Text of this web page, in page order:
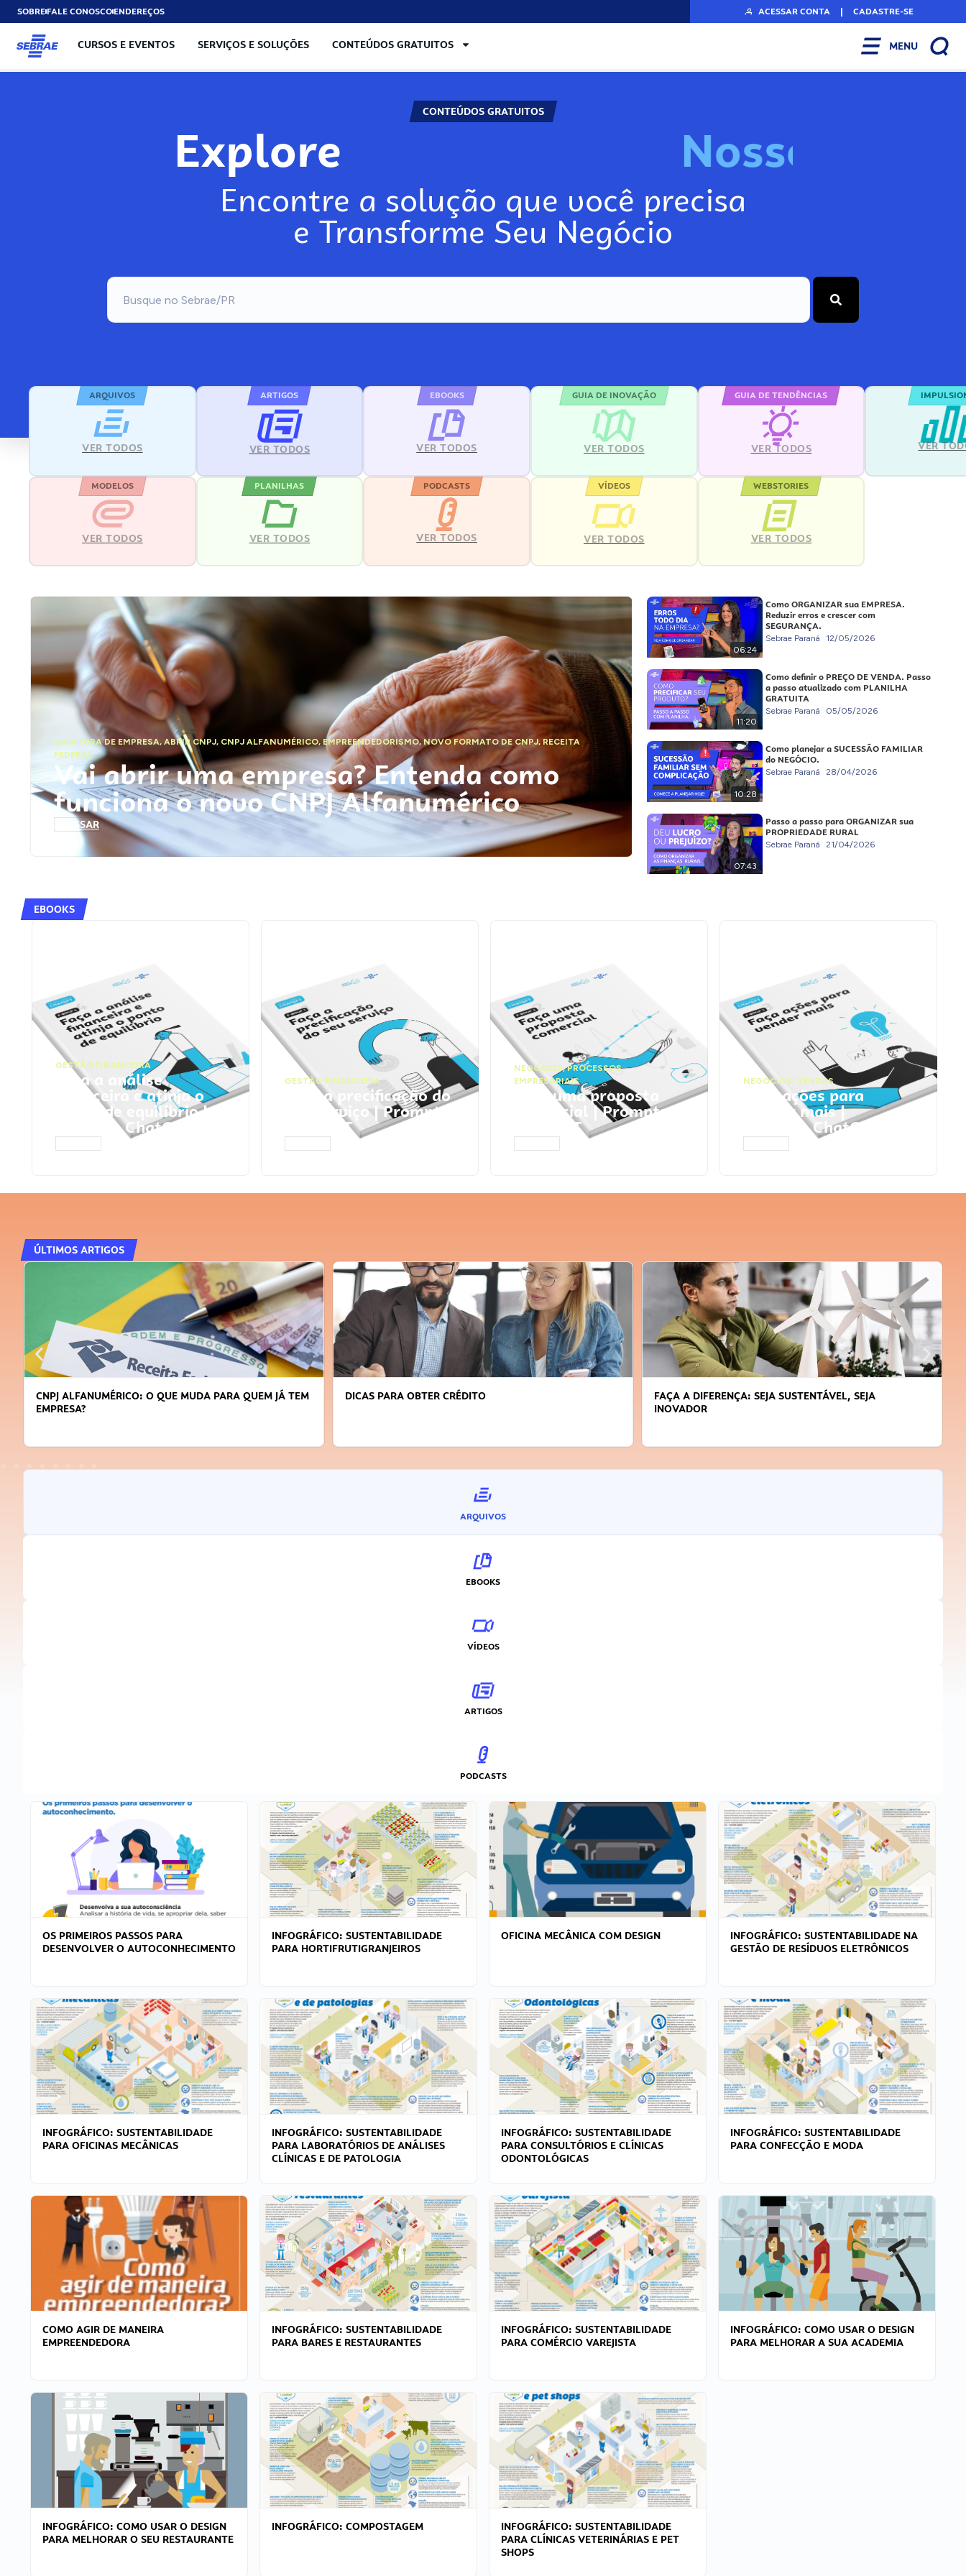
SOBREFALE CONOSCOENDEREÇOS ACESSAR CONTA | CADASTRE-SE
CURSOS E EVENTOS SERVIÇOS E SOLUÇÕES CONTEÚDOS GRATUITOS MENU
CONTEÚDOS GRATUITOS
Explore Nosso
Encontre a solução que você precisa
e Transforme Seu Negócio
ARQUIVOS
VER TODOS
ARTIGOS
VER TODOS
EBOOKS
VER TODOS
GUIA DE INOVAÇÃO
VER TODOS
GUIA DE TENDÊNCIAS
VER TODOS VER
MODELOS
VER TODOS
PLANILHAS
VER TODOS
PODCASTS
VER TODOS
VÍDEOS
VER TODOS
WEBSTORIES
VER TODOS
ABERTURA DE EMPRESA,ABRIR CNPJ, CNPJ ALFANUMÉRICO, EMPREENDEDORISMO,NOVO FORMATO DE CNPJ,RECEITA
FEDERAL
Vai abrir uma empresa? Entenda como
funciona o novo CNPJ Alfanumérico
ACESSAR
06:24
Como ORGANIZAR sua EMPRESA.
Reduzir erros e crescer com
SEGURANÇA.
Sebrae Paraná 12/05/2026
11:20
Como definir o PREÇO DE VENDA. Passo
a passo atualizado com PLANILHA
GRATUITA
Sebrae Paraná 05/05/2026
10:28
Como planejar a SUCESSÃO FAMILIAR
do NEGÓCIO.
Sebrae Paraná 28/04/2026
07:43
Passo a passo para ORGANIZAR sua
PROPRIEDADE RURAL
Sebrae Paraná 21/04/2026
EBOOKS
GESTÃO FINANCEIRA
Faça a análise
financeira e atinja o
ponto de equilíbrio |
Prompts ChatGPT
GESTÃO FINANCEIRA
Faça a precificação do
seu serviço | Prompts
ChatGPT
NEGÓCIOS,PROCESSOS
EMPRESARIAIS
Faça uma proposta
comercial | Prompts
ChatGPT
NEGÓCIOS, VENDAS
Faça ações para
vender mais |
Prompts ChatGPT
ÚLTIMOS ARTIGOS
CNPJ ALFANUMÉRICO: O QUE MUDA PARA QUEM JÁ TEM
EMPRESA?
DICAS PARA OBTER CRÉDITO
FAÇA A DIFERENÇA: SEJA SUSTENTÁVEL, SEJA
INOVADOR
ARQUIVOS
EBOOKS
VÍDEOS
ARTIGOS
PODCASTS
OS PRIMEIROS PASSOS PARA
DESENVOLVER O AUTOCONHECIMENTO
INFOGRÁFICO: SUSTENTABILIDADE
PARA HORTIFRUTIGRANJEIROS
OFICINA MECÂNICA COM DESIGN
INFOGRÁFICO: SUSTENTABILIDADE NA
GESTÃO DE RESÍDUOS ELETRÔNICOS
INFOGRÁFICO: SUSTENTABILIDADE
PARA OFICINAS MECÂNICAS
INFOGRÁFICO: SUSTENTABILIDADE
PARA LABORATÓRIOS DE ANÁLISES
CLÍNICAS E DE PATOLOGIA
INFOGRÁFICO: SUSTENTABILIDADE
PARA CONSULTÓRIOS E CLÍNICAS
ODONTOLÓGICAS
INFOGRÁFICO: SUSTENTABILIDADE
PARA CONFECÇÃO E MODA
COMO AGIR DE MANEIRA
EMPREENDEDORA
INFOGRÁFICO: SUSTENTABILIDADE
PARA BARES E RESTAURANTES
INFOGRÁFICO: SUSTENTABILIDADE
PARA COMÉRCIO VAREJISTA
INFOGRÁFICO: COMO USAR O DESIGN
PARA MELHORAR A SUA ACADEMIA
INFOGRÁFICO: COMO USAR O DESIGN
PARA MELHORAR O SEU RESTAURANTE
INFOGRÁFICO: COMPOSTAGEM
INFOGRÁFICO: SUSTENTABILIDADE
PARA CLÍNICAS VETERINÁRIAS E PET
SHOPS